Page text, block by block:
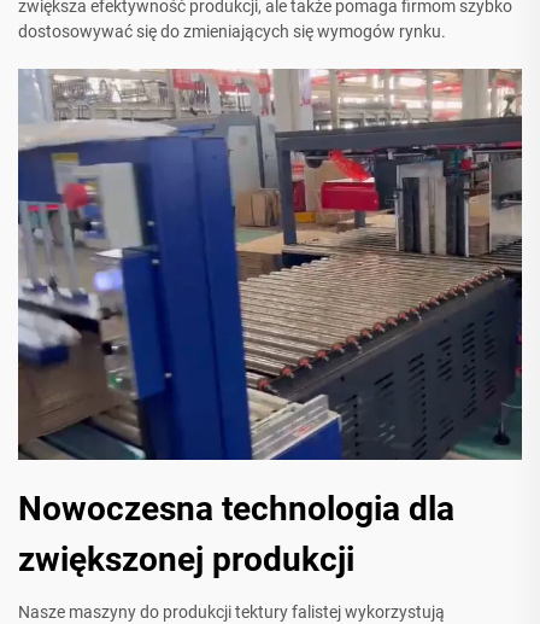
zwiększa efektywność produkcji, ale także pomaga firmom szybko
dostosowywać się do zmieniających się wymogów rynku.
Nowoczesna technologia dla
zwiększonej produkcji
Nasze maszyny do produkcji tektury falistej wykorzystują